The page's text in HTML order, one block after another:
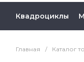
Квадроциклы
Главная / Каталог